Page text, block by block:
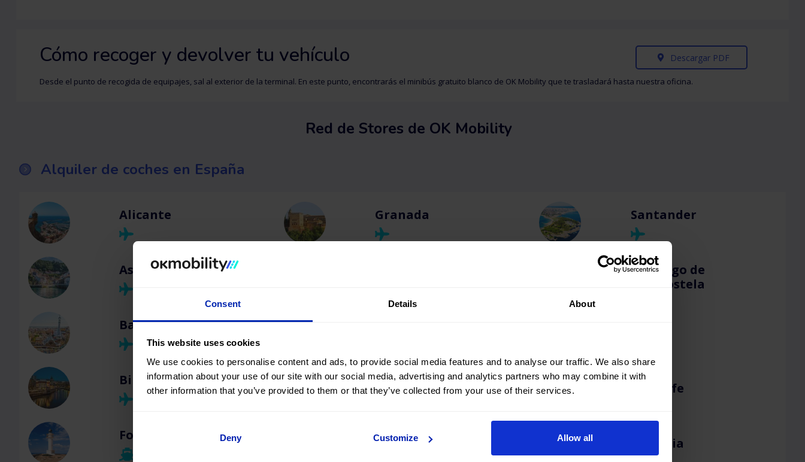
Consent Details About
This website uses cookies
We use cookies to personalise content and ads, to provide social media features and to analyse our traffic. We also share
information about your use of our site with our social media, advertising and analytics partners who may combine it with
other information that you’ve provided to them or that they’ve collected from your use of their services.
Deny Customize Allow all
Cómo recoger y devolver tu vehículo Descargar PDF
Desde el punto de recogida de equipajes, sal al exterior de la terminal. En este punto, encontrarás el minibús gratuito blanco de OK Mobility que te trasladará hasta nuestra oficina.
Red de Stores de OK Mobility
Alquiler de coches en España
Alicante
Asturias
Barcelona
Bilbao
Formentera
Granada
Mallorca
Málaga
Santander
Santiago de
Compostela
Tenerife
Valencia